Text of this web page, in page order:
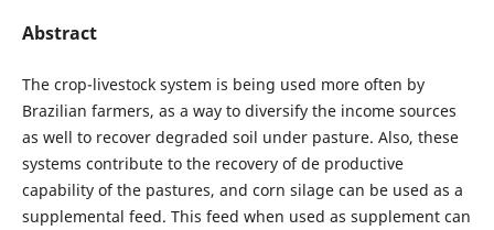
Abstract
The crop-livestock system is being used more often by
Brazilian farmers, as a way to diversify the income sources
as well to recover degraded soil under pasture. Also, these
systems contribute to the recovery of de productive
capability of the pastures, and corn silage can be used as a
supplemental feed. This feed when used as supplement can